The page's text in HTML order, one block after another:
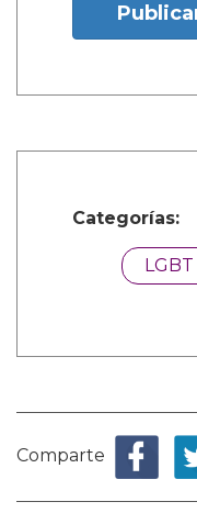
Categorías:
LGBT
Comparte